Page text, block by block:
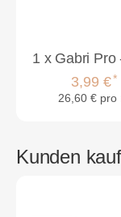
1 x Gabri Pro - Hair Styling Aqua Wax
3,99 €*
26,60 € pro
Kunden